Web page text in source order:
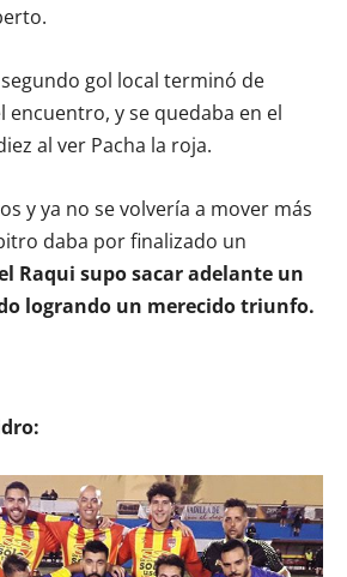
gol local terminó de
encuentro, y se quedaba en el
al ver Pacha la roja.
y ya no se volvería a mover más
daba por finalizado un
Raqui supo sacar adelante un
logrando un merecido triunfo.